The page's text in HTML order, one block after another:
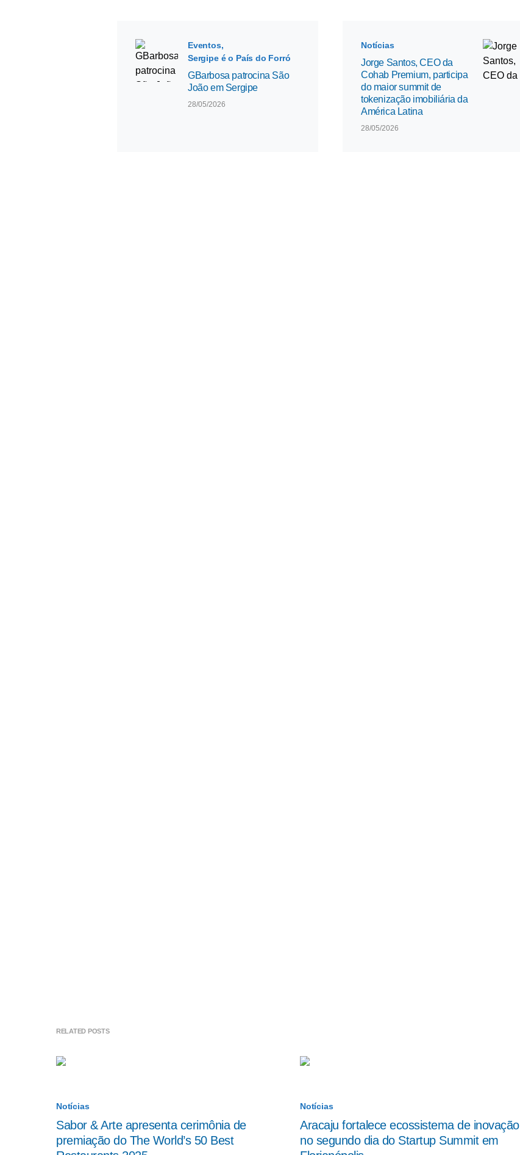
Eventos
Sergipe é o País do Forró
GBarbosa patrocina São
João em Sergipe
28/05/2026
Notícias
Jorge Santos, CEO da
Cohab Premium, participa
do maior summit de
tokenização imobiliária da
América Latina
28/05/2026
RELATED POSTS
Notícias
Sabor & Arte apresenta cerimônia de
premiação do The World’s 50 Best
Notícias
Aracaju fortalece ecossistema de inovação
no segundo dia do Startup Summit em